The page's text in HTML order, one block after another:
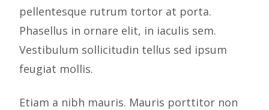
pellentesque rutrum tortor at porta.
Phasellus in ornare elit, in iaculis sem.
Vestibulum sollicitudin tellus sed ipsum
feugiat mollis.
Etiam a nibh mauris. Mauris porttitor non